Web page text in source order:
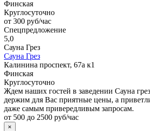
Финская
Круглосуточно
от 300 руб/час
Спецпредложение
5,0
Сауна Грез
Сауна Грез
Калинина проспект, 67а к1
Финская
Круглосуточно
Ждем наших гостей в заведении Сауна
держим для Вас приятные цены, а
даже самым привередливым запросам.
от 500 до 2500 руб/час
×